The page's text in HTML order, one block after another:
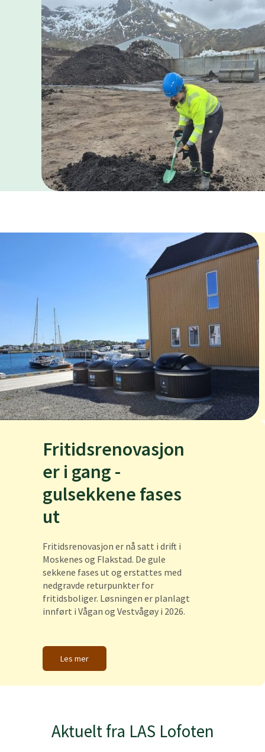
Fritidsrenovasjon
er i gang -
gulsekkene fases
ut
Fritidsrenovasjon er nå satt i drift i
Moskenes og Flakstad. De gule
sekkene fases ut og erstattes med
nedgravde returpunkter for
fritidsboliger. Løsningen er planlagt
innført i Vågan og Vestvågøy i 2026.
Les mer
Aktuelt fra LAS Lofoten